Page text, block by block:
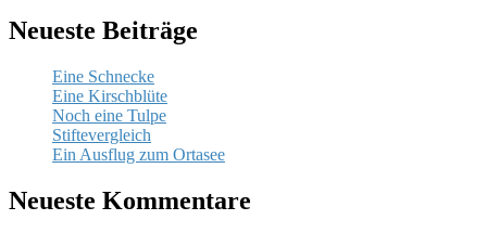
Neueste Beiträge
Eine Schnecke
Eine Kirschblüte
Noch eine Tulpe
Stiftevergleich
Ein Ausflug zum Ortasee
Neueste Kommentare